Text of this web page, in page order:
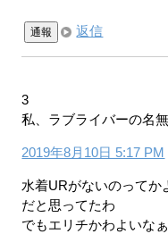
通報 返信
3
私、ラブライバーの名
2019年8月10日 5:17 PM
水着URがないのってか
だと思ってたわ
でもエリチかわよいなぁ